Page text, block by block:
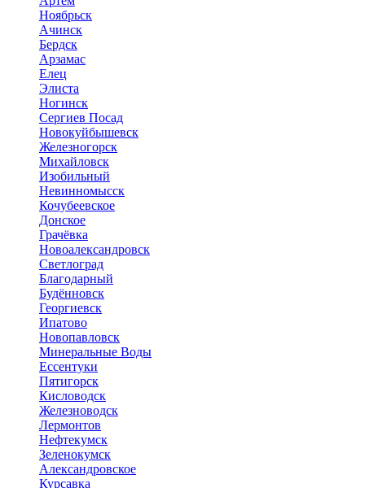
Ноябрьск
Ачинск
Бердск
Арзамас
Елец
Элиста
Ногинск
Сергиев Посад
Новокуйбышевск
Железногорск
Михайловск
Изобильный
Невинномысск
Кочубеевское
Донское
Грачёвка
Новоалександровск
Светлоград
Благодарный
Будённовск
Георгиевск
Ипатово
Новопавловск
Минеральные Воды
Ессентуки
Пятигорск
Кисловодск
Железноводск
Лермонтов
Нефтекумск
Зеленокумск
Александровское
Курсавка